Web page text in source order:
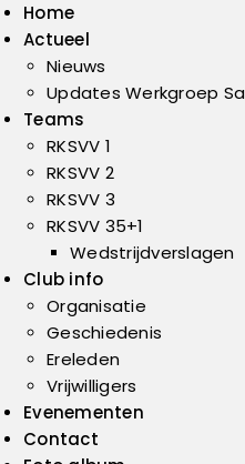
Home
Actueel
Nieuws
Updates Werkgroep
Teams
RKSVV 1
RKSVV 2
RKSVV 3
RKSVV 35+1
Wedstrijdverslagen
Club info
Organisatie
Geschiedenis
Ereleden
Vrijwilligers
Evenementen
Contact